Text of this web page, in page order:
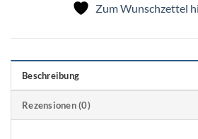
Zum Wunschzettel
Beschreibung
Rezensionen (0)